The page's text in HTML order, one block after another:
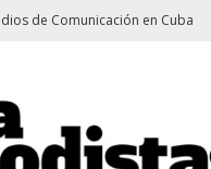
de Comunicación en Cuba